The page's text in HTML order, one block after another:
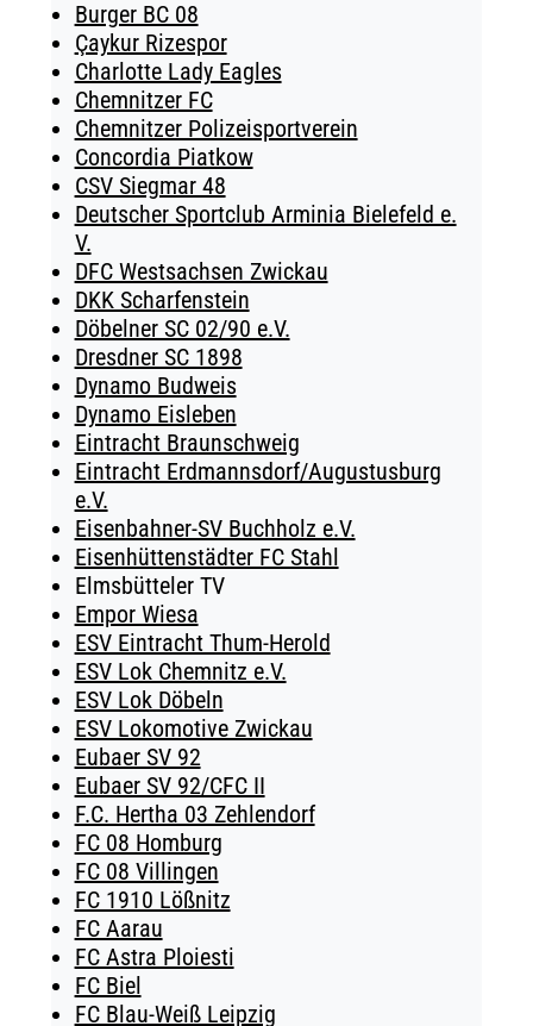
Burger BC 08
Çaykur Rizespor
Charlotte Lady Eagles
Chemnitzer FC
Chemnitzer Polizeisportverein
Concordia Piatkow
CSV Siegmar 48
Deutscher Sportclub Arminia Bielefeld e.
V.
DFC Westsachsen Zwickau
DKK Scharfenstein
Döbelner SC 02/90 e.V.
Dresdner SC 1898
Dynamo Budweis
Dynamo Eisleben
Eintracht Braunschweig
Eintracht Erdmannsdorf/Augustusburg
e.V.
Eisenbahner-SV Buchholz e.V.
Eisenhüttenstädter FC Stahl
Elmsbütteler TV
Empor Wiesa
ESV Eintracht Thum-Herold
ESV Lok Chemnitz e.V.
ESV Lok Döbeln
ESV Lokomotive Zwickau
Eubaer SV 92
Eubaer SV 92/CFC II
F.C. Hertha 03 Zehlendorf
FC 08 Homburg
FC 08 Villingen
FC 1910 Lößnitz
FC Aarau
FC Astra Ploiesti
FC Biel
FC Blau-Weiß Leipzig